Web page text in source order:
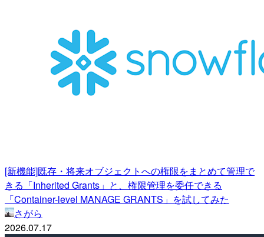
[新機能]既存・将来オブジェクトへの権限をまとめて管理で
きる「Inherited Grants」と、権限管理を委任できる
「Container-level MANAGE GRANTS」を試してみた
さがら
2026.07.17